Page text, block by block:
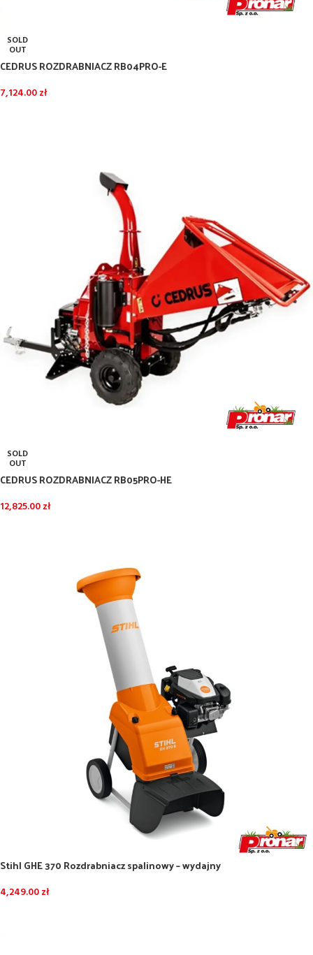
SOLD
OUT
CEDRUS ROZDRABNIACZ RB04PRO-E
7,124.00zł
SOLD
OUT
CEDRUS ROZDRABNIACZ RB05PRO-HE
12,825.00zł
Stihl GHE 370 Rozdrabniacz spalinowy – wydajny
4,249.00zł